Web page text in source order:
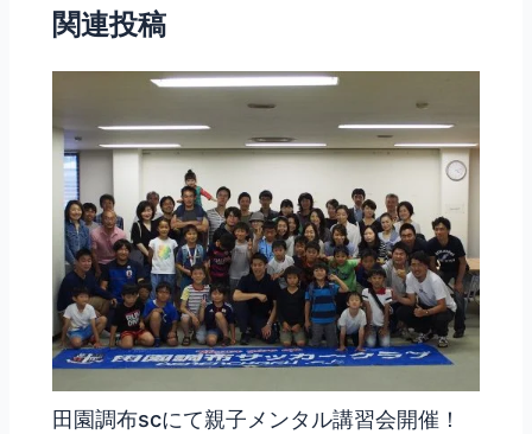
関連投稿
田園調布scにて親子メンタル講習会開催！